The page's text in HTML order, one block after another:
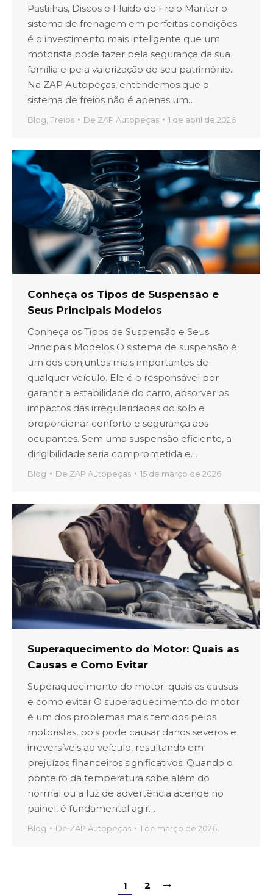
Pastilhas, Discos e Fluido de Freio Manter o
sistema de frenagem em perfeitas condições
é o investimento mais inteligente que um
motorista pode fazer pela segurança da sua
família e pela valorização do seu patrimônio.
Na ZAP Autopeças, entendemos que o
sistema de freios não é apenas um…
Blog Freios De ZAP Autopeças 1 de abril de 2026
Conheça os Tipos de Suspensão e
Seus Principais Modelos
Conheça os Tipos de Suspensão e Seus
Principais Modelos O sistema de suspensão é
um dos conjuntos mais importantes de
qualquer veículo. Ele é o responsável por
garantir a estabilidade do carro, absorver os
impactos das irregularidades do solo e
proporcionar conforto e segurança aos
ocupantes. Sem uma suspensão eficiente, a
dirigibilidade seria comprometida e…
Blog De ZAP Autopeças 15 de março de 2026
Superaquecimento do Motor: Quais as
Causas e Como Evitar
Superaquecimento do motor: quais as causas
e como evitar O superaquecimento do motor
é um dos problemas mais temidos pelos
motoristas, pois pode causar danos severos e
irreversíveis ao veículo, resultando em
prejuízos financeiros significativos. Quando o
ponteiro da temperatura sobe além do
normal ou a luz de advertência acende no
painel, é fundamental agir…
Blog De ZAP Autopeças 1 de março de 2026
1 2